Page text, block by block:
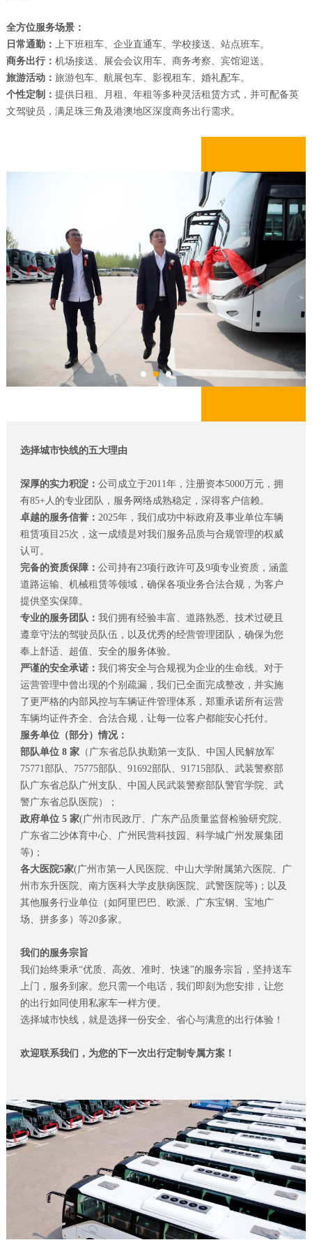
全方位服务场景：
日常通勤： 上下班租车、企业直通车、学校接送、站点班车。
商务出行： 机场接送、展会会议用车、商务考察、宾馆迎送。
旅游活动： 旅游包车、航展包车、影视租车、婚礼配车。
个性定制： 提供日租、月租、年租等多种灵活租赁方式，并可配备英
文驾驶员，满足珠三角及港澳地区深度商务出行需求。
选择城市快线的五大理由
深厚的实力积淀： 公司成立于2011年，注册资本5000万元，拥
有85+人的专业团队，服务网络成熟稳定，深得客户信赖。
卓越的服务信誉： 2025年，我们成功中标政府及事业单位车辆
租赁项目25次，这一成绩是对我们服务品质与合规管理的权威
认可。
完备的资质保障： 公司持有23项行政许可及9项专业资质，涵盖
道路运输、机械租赁等领域，确保各项业务合法合规，为客户
提供坚实保障。
专业的服务团队： 我们拥有经验丰富、道路熟悉、技术过硬且
遵章守法的驾驶员队伍，以及优秀的经营管理团队，确保为您
奉上舒适、超值、安全的服务体验。
严谨的安全承诺： 我们将安全与合规视为企业的生命线。对于
运营管理中曾出现的个别疏漏，我们已全面完成整改，并实施
了更严格的内部风控与车辆证件管理体系，郑重承诺所有运营
车辆均证件齐全、合法合规，让每一位客户都能安心托付。
服务单位（部分）情况：
部队单位 8 家（广东省总队执勤第一支队、中国人民解放军
75771部队、75775部队、91692部队、91715部队、武装警察部
队广东省总队广州支队、中国人民武装警察部队警官学院、武
警广东省总队医院）；
政府单位 5 家(广州市民政厅、广东产品质量监督检验研究院、
广东省二沙体育中心、广州民营科技园、科学城广州发展集团
等)；
各大医院5家(广州市第一人民医院、中山大学附属第六医院、广
州市东升医院、南方医科大学皮肤病医院、武警医院等)；以及
其他服务行业单位（如阿里巴巴、欧派、广东宝钢、宝地广
场、拼多多）等20多家。
我们的服务宗旨
我们始终秉承“优质、高效、准时、快速”的服务宗旨，坚持送车
上门，服务到家。您只需一个电话，我们即刻为您安排，让您
的出行如同使用私家车一样方便。
选择城市快线，就是选择一份安全、省心与满意的出行体验！
欢迎联系我们，为您的下一次出行定制专属方案！